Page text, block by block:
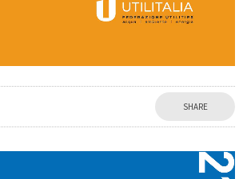
SHARE